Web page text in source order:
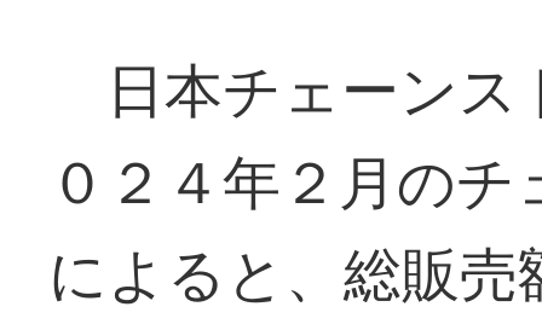
日本チェーンス
０２４年２月の
によると、総販